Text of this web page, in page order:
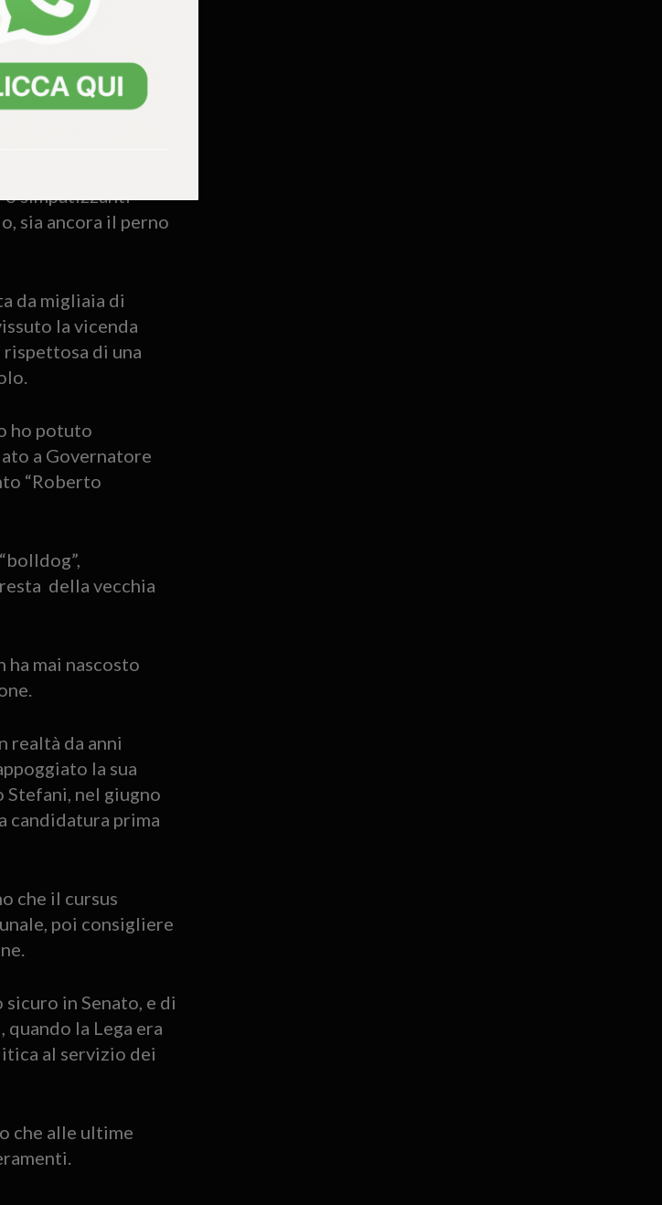
a quanto sembra,
alle estreme
a Luca Zaia
o simpatizzanti
sia ancora il perno
da migliaia di
la vicenda
di una
ho potuto
a Governatore
“Roberto
della vecchia
ha mai nascosto
realtà da anni
la sua
Stefani, nel giugno
candidatura prima
che il cursus
poi consigliere
in Senato, e di
la Lega era
al servizio dei
che alle ultime